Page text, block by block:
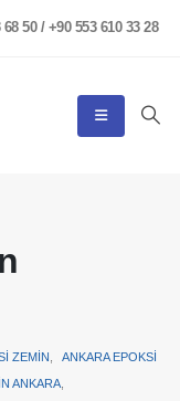
68 50 / +90 553 610 33 28
ZEMIN
ANKARA EPOKSI
ANKARA